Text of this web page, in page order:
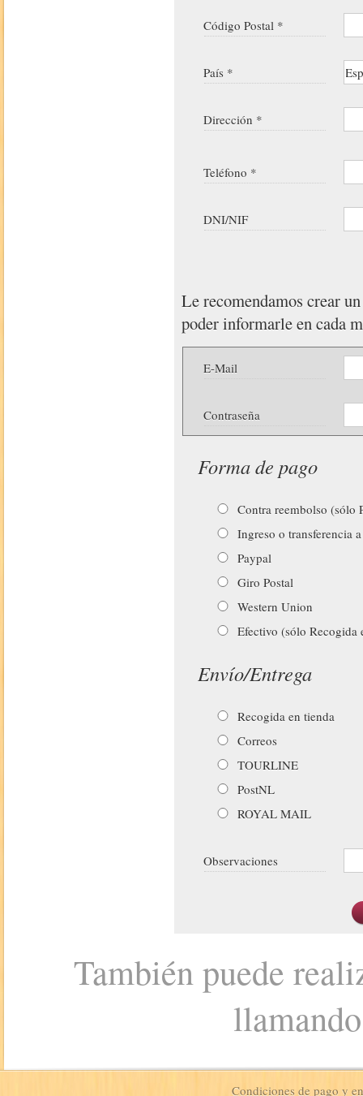
Código Postal *
País *
Dirección *
Teléfono *
DNI/NIF
Le recomendamos crear
poder informarle en cada
E-Mail
Contraseña
Forma de pago
Contra reembolso (sólo
Ingreso o transferencia
Paypal
Giro Postal
Western Union
Efectivo (sólo Recogida
Envío/Entrega
Recogida en tienda
Correos
TOURLINE
PostNL
ROYAL MAIL
Observaciones
También puede
Condiciones de pago y